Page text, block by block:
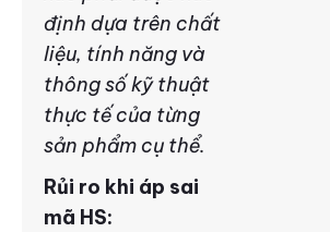
định dựa trên chất
liệu, tính năng và
thông số kỹ thuật
thực tế của từng
sản phẩm cụ thể.
Rủi ro khi áp sai
mã HS: